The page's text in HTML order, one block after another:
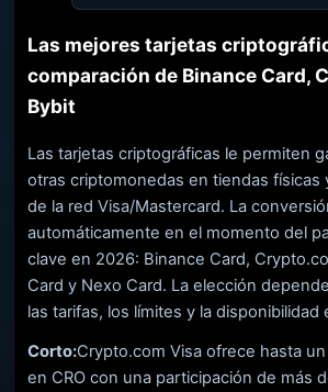
Las mejores tarjetas
comparación de Binance Card,
Bybit
Las tarjetas criptográficas le permiten
otras criptomonedas en tiendas físicas
de la red Visa/Mastercard. La
automáticamente en el momento del
clave en 2026: Binance Card,
Card y Nexo Card. La elección
las tarifas, los límites y la disponibilidad
Corto:Crypto.com Visa ofrece hasta
en CRO con una participación de más